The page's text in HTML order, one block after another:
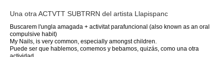
Una otra ACTVTT SUBTRRN del artista Llapispanc
Buscarem l'ungla amagada + activitat parafuncional (also known as an oral
compulsive habit)
My Nails, is very common, especially amongst children.
Puede ser que hablemos, comemos y bebamos, quizás, como una otra